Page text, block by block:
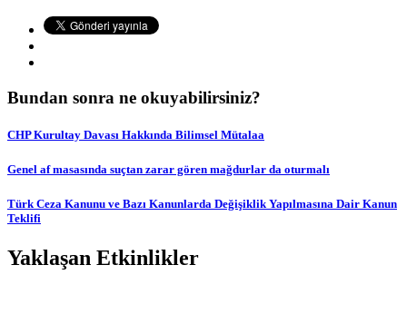
Bundan sonra ne okuyabilirsiniz?
CHP Kurultay Davası Hakkında Bilimsel Mütalaa
Genel af masasında suçtan zarar gören mağdurlar da oturmalı
Türk Ceza Kanunu ve Bazı Kanunlarda Değişiklik Yapılmasına Dair Kanun
Teklifi
Yaklaşan Etkinlikler